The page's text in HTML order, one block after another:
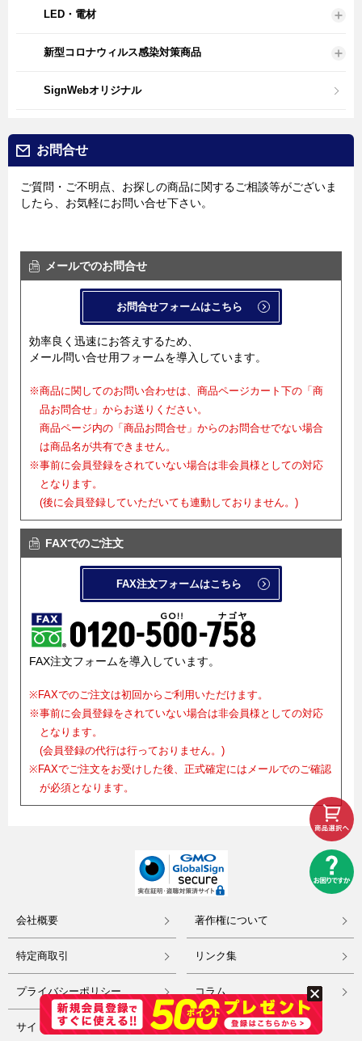
LED・電材
新型コロナウィルス感染対策商品
SignWebオリジナル
お問合せ
ご質問・ご不明点、お探しの商品に関するご相談等がございま
したら、お気軽にお問い合せ下さい。
メールでのお問合せ
お問合せフォームはこちら
効率良く迅速にお答えするため、
メール問い合せ用フォームを導入しています。
※商品に関してのお問い合わせは、商品ページカート下の「商
品お問合せ」からお送りください。
商品ページ内の「商品お問合せ」からのお問合せでない場合
は商品名が共有できません。
※事前に会員登録をされていない場合は非会員様としての対応
となります。
(後に会員登録していただいても連動しておりません。)
FAXでのご注文
FAX注文フォームはこちら
FAX注文フォームを導入しています。
※FAXでのご注文は初回からご利用いただけます。
※事前に会員登録をされていない場合は非会員様としての対応
となります。
(会員登録の代行は行っておりません。)
※FAXでご注文をお受けした後、正式確定にはメールでのご確認
が必須となります。
会社概要
特定商取引
プライバシーポリシー
サイトマップ
著作権について
リンク集
コラム